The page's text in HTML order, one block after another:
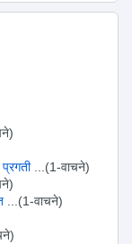
...(1-वाचने)
...(1-वाचने)